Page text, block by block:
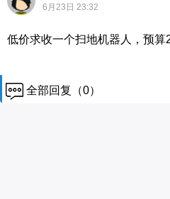
6月23日 23:32
低价求收一个扫地机器人，预算
全部回复（0）